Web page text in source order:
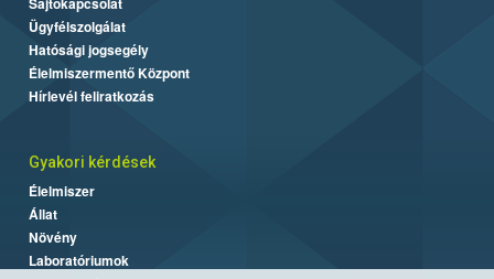
Ügyfélszolgálat
Hatósági jogsegély
Élelmiszermentő Központ
Hírlevél feliratkozás
Gyakori kérdések
Élelmiszer
Állat
Növény
Laboratóriumok